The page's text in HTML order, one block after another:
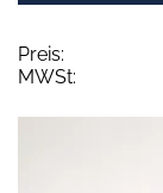
Preis:
MWSt: